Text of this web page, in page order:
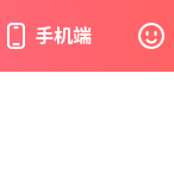
手机端